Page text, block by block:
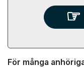
För många